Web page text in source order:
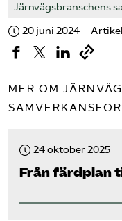
Järnvägsbranschens
20 juni 2024 Artikel
MER OM
24 oktober 2025
Från färdplan